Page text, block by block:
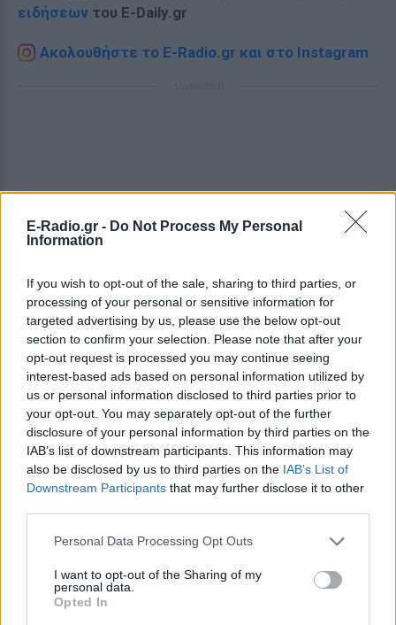
E-Radio.gr - Do Not Process My Personal
Information
If you wish to opt-out of the sale, sharing to third parties, or
processing of your personal or sensitive information for
targeted advertising by us, please use the below opt-out
section to confirm your selection. Please note that after your
opt-out request is processed you may continue seeing
interest-based ads based on personal information utilized by
us or personal information disclosed to third parties prior to
your opt-out. You may separately opt-out of the further
disclosure of your personal information by third parties on the
IAB’s list of downstream participants. This information may
also be disclosed by us to third parties on the IAB’s List of
Downstream Participants that may further disclose it to other
Personal Data Processing Opt Outs
I want to opt-out of the Sharing of my
personal data.
Opted In
ειδήσεων του E-Daily.gr
Ακολουθήστε το E-Radio.gr και στο Instagram
ΔΕΙΤΕ ΕΠΙΣΗΣ